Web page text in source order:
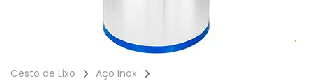
Cesto de Lixo Aço Inox